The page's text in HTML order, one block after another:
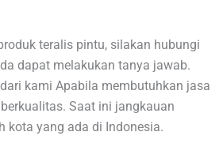
teralis pintu, silakan hubungi
dapat melakukan tanya jawab.
kami Apabila membutuhkan jasa
Saat ini jangkauan
kota yang ada di Indonesia.